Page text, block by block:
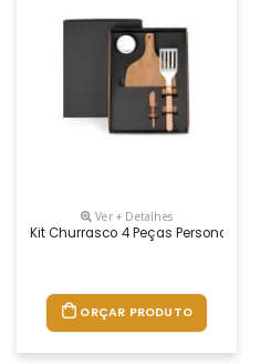
Ver + Detalhes
Kit Churrasco 4 Peças Personalizado
ORÇAR PRODUTO